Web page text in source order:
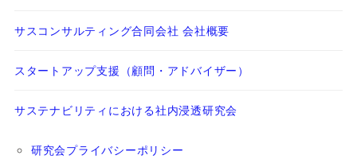
サスコンサルティング合同会社 会社概要
スタートアップ支援（顧問・アドバイザー）
サステナビリティにおける社内浸透研究会
研究会プライバシーポリシー